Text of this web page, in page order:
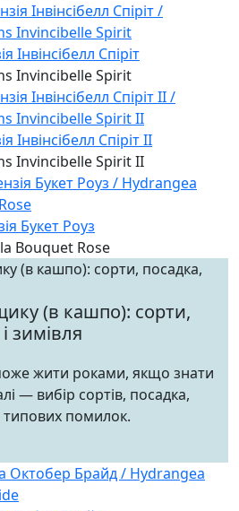
Інвінсібелл Спіріт
Invincibelle Spirit
Інвінсібелл Спіріт II
Invincibelle Spirit II
Букет Роуз
Bouquet Rose
(в кашпо): сорти,
зимівля
жити роками, якщо знати
— вибір сортів, посадка,
типових помилок.